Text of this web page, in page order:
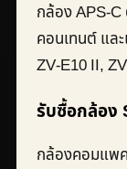
กล้อง APS-C
คอนเทนต์ แล
ZV-E10 II,
รับซื้อกล้อง
กล้องคอมแพ